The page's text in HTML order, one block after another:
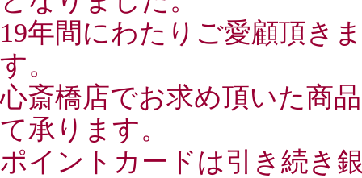
19年間にわたりご愛顧頂き
す。
心斎橋店でお求め頂いた商
て承ります。
ポイントカードは引き続き